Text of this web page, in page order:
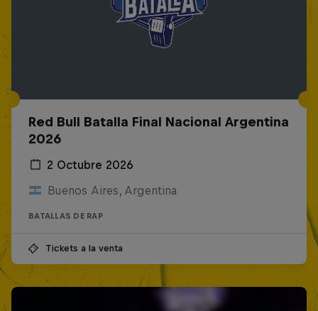
Red Bull Batalla Final Nacional Argentina
2026
2 Octubre 2026
Buenos Aires, Argentina
BATALLAS DE RAP
Tickets a la venta